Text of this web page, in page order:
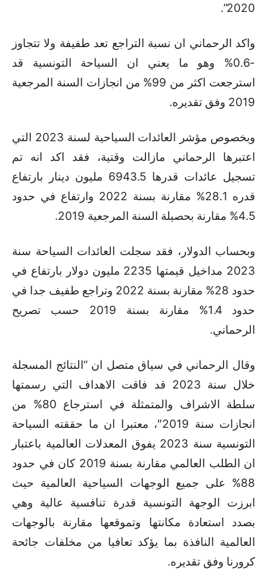
2020”.
واكد الرحماني ان نسبة التراجع تعد طفيفة ولا تتجاوز
-0.6% وهو ما يعني ان السياحة التونسية قد
استرجعت اكثر من 99% من انجازات السنة المرجعية
2019 وفق تقديره.
وبخصوص مؤشر العائدات السياحية لسنة 2023 التي
اعتبرها الرحماني مازالت وقتية، فقد اكد انه تم
تسجيل عائدات قدرها 6943.5 مليون دينار بارتفاع
قدره 28.1% مقارنة بسنة 2022 وارتفاع في حدود
4.5% مقارنة بحصيلة السنة المرجعية 2019.
وبحساب الدولار، فقد سجلت العائدات السياحة سنة
2023 مداخيل قيمتها 2235 مليون دولار بارتفاع في
حدود 28% مقارنة بسنة 2022 وتراجع طفيف جدا في
حدود 1.4% مقارنة بسنة 2019 حسب تصريح
الرحماني.
وقال الرحماني في سياق متصل ان “النتائج المسجلة
خلال سنة 2023 قد فاقت الاهداف التي رسمتها
سلطة الاشراف والمتمثلة في استرجاع 80% من
انجازات سنة 2019″، معتبرا ان ما حققته السياحة
التونسية سنة 2023 يفوق المعدلات العالمية باعتبار
ان الطلب العالمي مقارنة بسنة 2019 كان في حدود
88% على جميع الوجهات السياحية العالمية حيث
ابرزت الوجهة التونسية قدرة تنافسية عالية وهي
بصدد استعادة مكانتها وتموقعها مقارنة بالوجهات
العالمية النافذة بما يؤكد تعافيا من مخلفات جائحة
كرورنا وفق تقديره.